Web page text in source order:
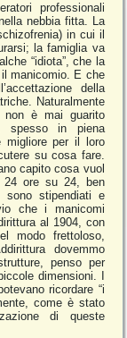
professionali
nebbia fitta. La
in cui il
la famiglia va
“idiota”, che la
manicomio. E che
della
Naturalmente
non è mai guarito
spesso in piena
migliore per il loro
su cosa fare.
capito cosa vuol
24 ore su 24, ben
stipendiati e
che i manicomi
al 1904, con
modo frettoloso,
dovemmo
penso per
dimensioni. I
ricordare “i
come è stato
di queste